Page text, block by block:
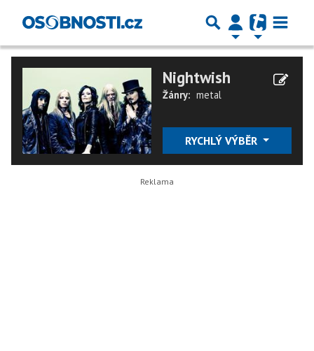
Nightwish
Žánry: metal
RYCHLÝ VÝBĚR